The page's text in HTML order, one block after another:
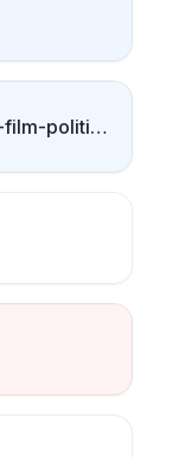
@festival-international-du-film-politique